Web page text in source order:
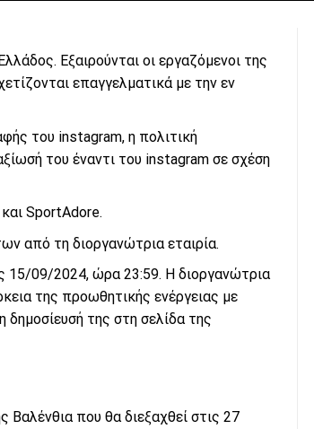
Εξαιρούνται οι εργαζόμενοι της
επαγγελματικά με την εν
του instagram, η πολιτική
του έναντι του instagram σε σχέση
SportAdore.
από τη διοργανώτρια εταιρία.
15/09/2024, ώρα 23:59. Η διοργανώτρια
της προωθητικής ενέργειας με
της στη σελίδα της
Βαλένθια που θα διεξαχθεί στις 27